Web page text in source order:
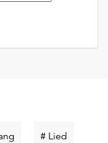
Schlüsselwort
# Lied